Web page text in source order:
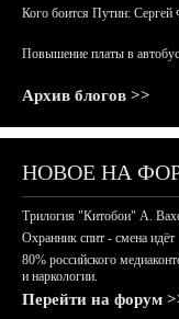
Кого боится Путин: Сергей
Повышение платы в
Архив блогов >>
НОВОЕ НА
Трилогия "Китобои" А.
Охранник спит - смена идёт
80% российского
и наркологии.
Перейти на форум